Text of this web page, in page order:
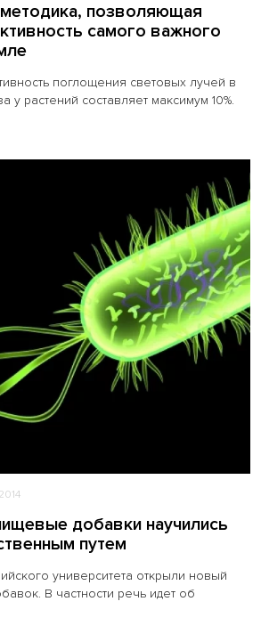
позволяющая
самого важного
поглощения световых лучей в
у растений составляет максимум 10%.
добавки научились
путем
университета открыли новый
В частности речь идет об